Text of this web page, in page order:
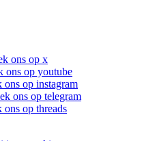
ons op x
ons op youtube
ons op instagram
ons op telegram
ons op threads